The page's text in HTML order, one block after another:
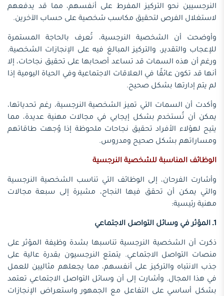
النرجسيين نحو التركيز المفرط على أنفسهم، مما قد يدفعهم
لاستغلال الفرص لتحقيق مكاسب شخصية على حساب الآخرين.
وأوضحت أن الشخصية النرجسية، تُعرف بالحاجة المستمرة
للإعجاب والتقدير، والتركيز المبالغ فيه على الإنجازات الشخصية.
ورغم أن هذه السمات قد تساعد أصحابها على تحقيق نجاحات، إلا
أنها قد تكون عائقًا في العلاقات الاجتماعية وفي الحياة اليومية إذا
لم يتم إدارتها بشكل صحيح.
وأكدت أن السمات التي تميز الشخصية النرجسية، رغم تحدياتها،
يمكن أن تُستخدم بشكل إيجابي في مجالات مهنية عديدة، مما
يتيح لهؤلاء الأفراد تحقيق نجاحات ملحوظة إذا وُجهت طاقاتهم
ومساراتهم بشكل صحيح ومدروس.
الوظائف المناسبة للشخصية النرجسية
وأشارت الفرحان، إلى الوظائف التي تناسب الشخصية النرجسية
والتي يمكن أن تحقق فيها النجاح، مشيرة إلى سبعة مجالات
مهنية رئيسية:
1ـ المؤثر في وسائل التواصل الاجتماعي
ذكرت أن الشخصية النرجسية تناسبها بشدة وظيفة المؤثر على
منصات التواصل الاجتماعي. يتمتع النرجسيون بقدرة عالية على
جذب الانتباه والتركيز على أنفسهم، مما يجعلهم مثاليين للعمل
في هذا المجال. وأشارت إلى أن وسائل التواصل الاجتماعي تعتمد
بشكل أساسي على التفاعل مع الجمهور واستعراض الإنجازات